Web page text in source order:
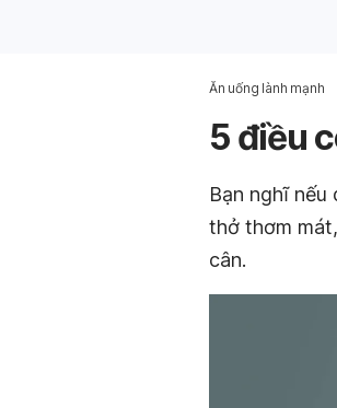
Ăn uống lành mạnh
5 điều
Bạn nghĩ
thở thơm
cân.